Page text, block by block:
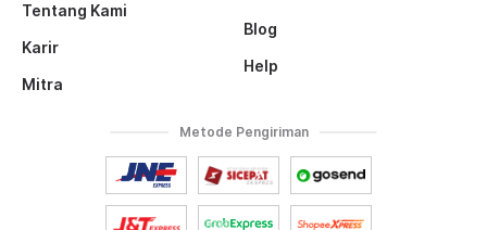
Tentang Kami
Karir
Mitra
Blog
Help
Metode Pengiriman